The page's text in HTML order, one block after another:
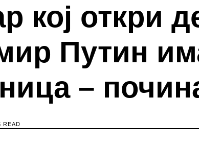
кој откри
Путин
–
READ